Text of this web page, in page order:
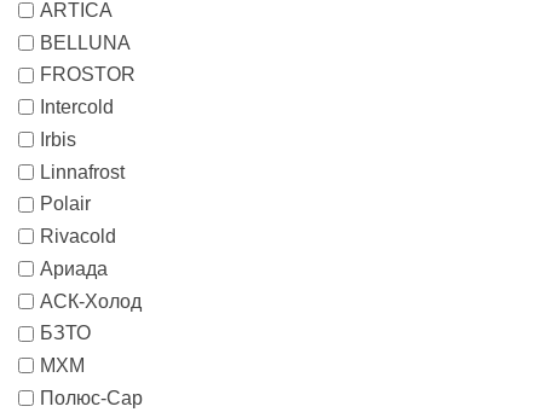
ARTICA
BELLUNA
FROSTOR
Intercold
Irbis
Linnafrost
Polair
Rivacold
Ариада
АСК-Холод
БЗТО
МХМ
Полюс-Сар